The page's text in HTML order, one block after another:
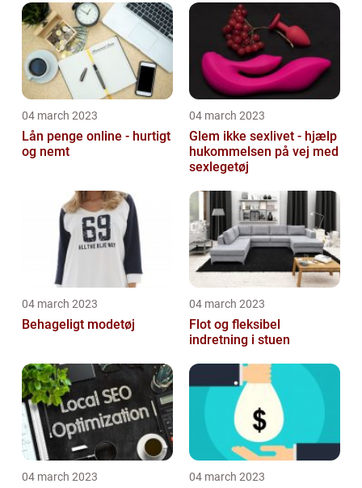
04 march 2023
Lån penge online - hurtigt
og nemt
04 march 2023
Glem ikke sexlivet - hjælp
hukommelsen på vej med
sexlegetøj
04 march 2023
Behageligt modetøj
04 march 2023
Flot og fleksibel
indretning i stuen
04 march 2023 04 march 2023